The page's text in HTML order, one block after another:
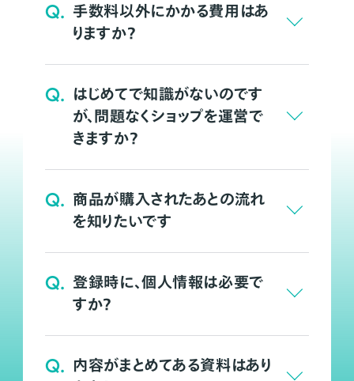
Q. 手数料以外にかかる費用はあ
りますか？
Q. はじめてで知識がないのです
が、問題なくショップを運営で
きますか？
Q. 商品が購入されたあとの流れ
を知りたいです
Q. 登録時に、個人情報は必要で
すか？
Q. 内容がまとめてある資料はあり